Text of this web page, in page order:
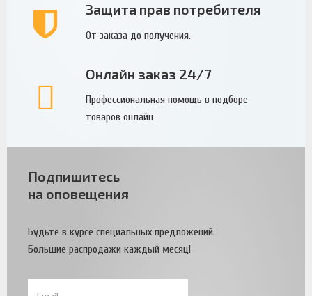
Защита прав потребителя
От заказа до получения.
Онлайн заказ 24/7
Профессиональная помощь в подборе
товаров онлайн
Подпишитесь
на оповещения
Будьте в курсе специальных предложений.
Большие распродажи каждый месяц!